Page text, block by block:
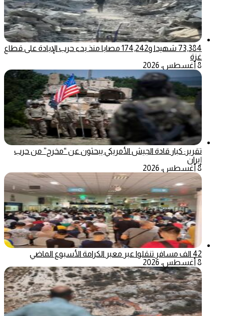
73,384 شهيدا و174,242 مصابا منذ بدء حرب الإبادة على قطاع
غزة
8 أغسطس، 2026
تقرير: كبار قادة الجيش الأمريكي يبحثون عن “مخرج” من حرب
إيران
8 أغسطس، 2026
42 الف مسافر تنقلوا عبر معبر الكرامة الأسبوع الماضي
8 أغسطس، 2026